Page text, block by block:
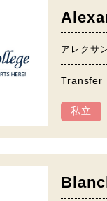
アレクサ
Transfer
私立